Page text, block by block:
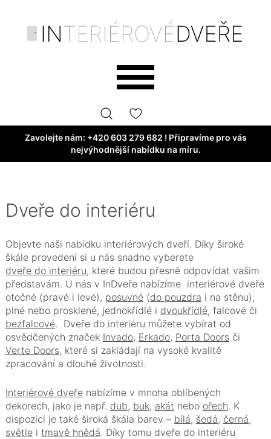
Zavolejte nám: +420 603 279 682 ! Připravíme pro vás
nejvýhodnější nabídku na míru.
Dveře do interiéru
Objevte naši nabídku interiérových dveří. Díky široké
škále provedení si u nás snadno vyberete
dveře do interiéru, které budou přesně odpovídat vašim
představám. U nás v InDveře nabízíme interiérové dveře
otočné (pravé i levé), posuvné(do pouzdra i na stěnu),
plné nebo prosklené, jednokřídlé i dvoukřídlé, falcové či
bezfalcové. Dveře do interiéru můžete vybírat od
osvědčených značek Invado, Erkado, Porta Doorsči
Verte Doors, které si zakládají na vysoké kvalitě
zpracování a dlouhé životnosti.
Interiérové dveřenabízíme v mnoha oblíbených
dekorech, jako je např. dub, buk, akát nebo ořech. K
dispozici je také široká škála barev – bílá, šedá, černá,
světlei tmavě hnědá. Díky tomu dveře do interiéru